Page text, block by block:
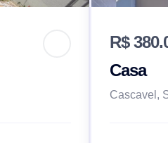
R$
Casa
Cascavel,